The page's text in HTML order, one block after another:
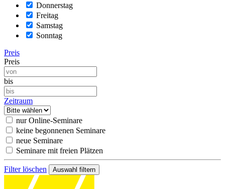
Donnerstag
Freitag
Samstag
Sonntag
Preis
Preis
bis
Zeitraum
nur Online-Seminare
keine begonnenen Seminare
neue Seminare
Seminare mit freien Plätzen
Filter löschen